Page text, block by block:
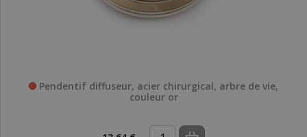
Pendentif diffuseur, acier chirurgical, arbre de vie,
couleur or